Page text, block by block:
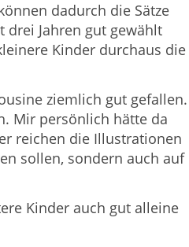
dadurch die Sätze
drei Jahren gut gewählt
Kinder durchaus die
ziemlich gut gefallen.
Mir persönlich hätte da
reichen die Illustrationen
sollen, sondern auch auf
Kinder auch gut alleine